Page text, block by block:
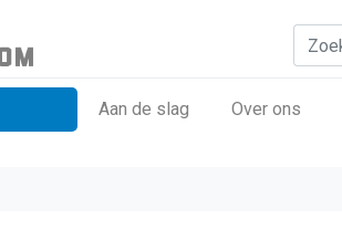
​Aan de slag Over ons